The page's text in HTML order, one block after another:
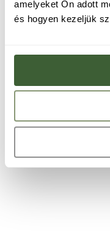
amelyeket Ön adott
és hogyen kezeljük